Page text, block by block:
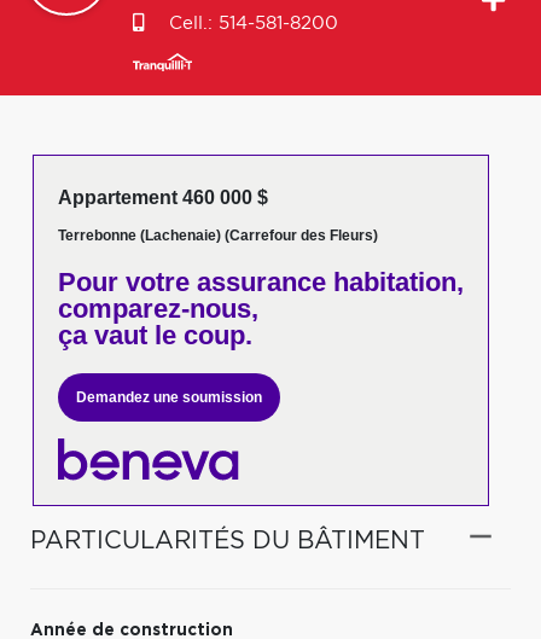
Cell.: 514-581-8200
Appartement 460 000 $
Terrebonne (Lachenaie) (Carrefour des Fleurs)
Pour votreassurance habitation,
comparez-nous,
ça vaut le coup.
Demandez une soumission
PARTICULARITÉS DU BÂTIMENT
Année de construction